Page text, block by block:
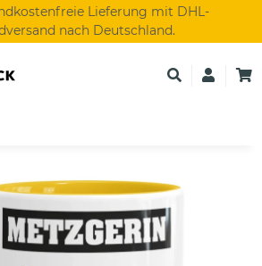
Lieferung mit DHL-
nach Deutschland.